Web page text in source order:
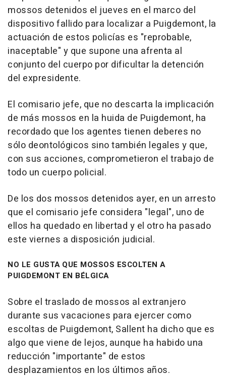
mossos detenidos el jueves en el marco del
dispositivo fallido para localizar a Puigdemont, la
actuación de estos policías es "reprobable,
inaceptable" y que supone una afrenta al
conjunto del cuerpo por dificultar la detención
del expresidente.
El comisario jefe, que no descarta la implicación
de más mossos en la huida de Puigdemont, ha
recordado que los agentes tienen deberes no
sólo deontológicos sino también legales y que,
con sus acciones, comprometieron el trabajo de
todo un cuerpo policial.
De los dos mossos detenidos ayer, en un arresto
que el comisario jefe considera "legal", uno de
ellos ha quedado en libertad y el otro ha pasado
este viernes a disposición judicial.
NO LE GUSTA QUE MOSSOS ESCOLTEN A
PUIGDEMONT EN BÉLGICA
Sobre el traslado de mossos al extranjero
durante sus vacaciones para ejercer como
escoltas de Puigdemont, Sallent ha dicho que es
algo que viene de lejos, aunque ha habido una
reducción "importante" de estos
desplazamientos en los últimos años.